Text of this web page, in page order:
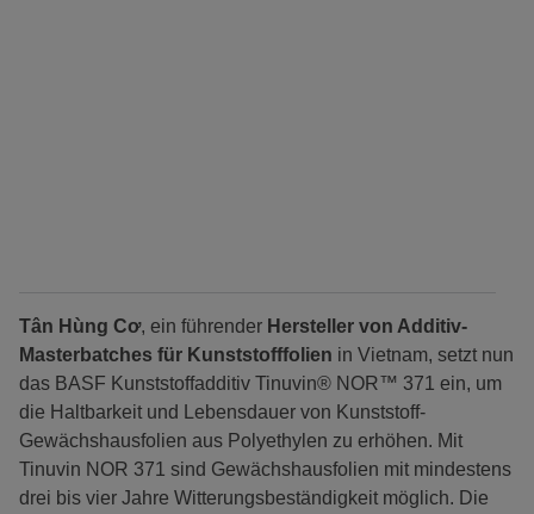
Tân Hùng Cơ, ein führender Hersteller von Additiv-
Masterbatches für Kunststofffolien in Vietnam, setzt nun
das BASF Kunststoffadditiv Tinuvin® NOR™ 371 ein, um
die Haltbarkeit und Lebensdauer von Kunststoff-
Gewächshausfolien aus Polyethylen zu erhöhen. Mit
Tinuvin NOR 371 sind Gewächshausfolien mit mindestens
drei bis vier Jahre Witterungsbeständigkeit möglich. Die